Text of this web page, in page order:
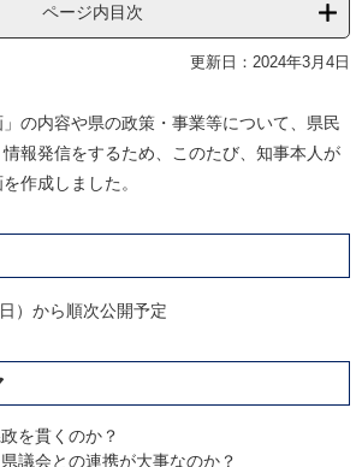
ページ内目次
更新日：2024年3月4日
」の内容や県の政策・事業等について、県民
報発信をするため、このたび、知事本人が
作成しました。
）から順次公開予定
を貫くのか？
議会との連携が大事なのか？